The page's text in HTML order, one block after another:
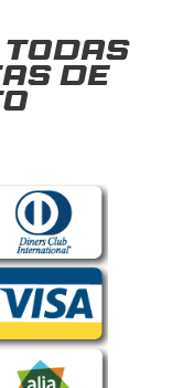
todas
de